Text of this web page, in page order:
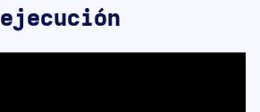
ejecución